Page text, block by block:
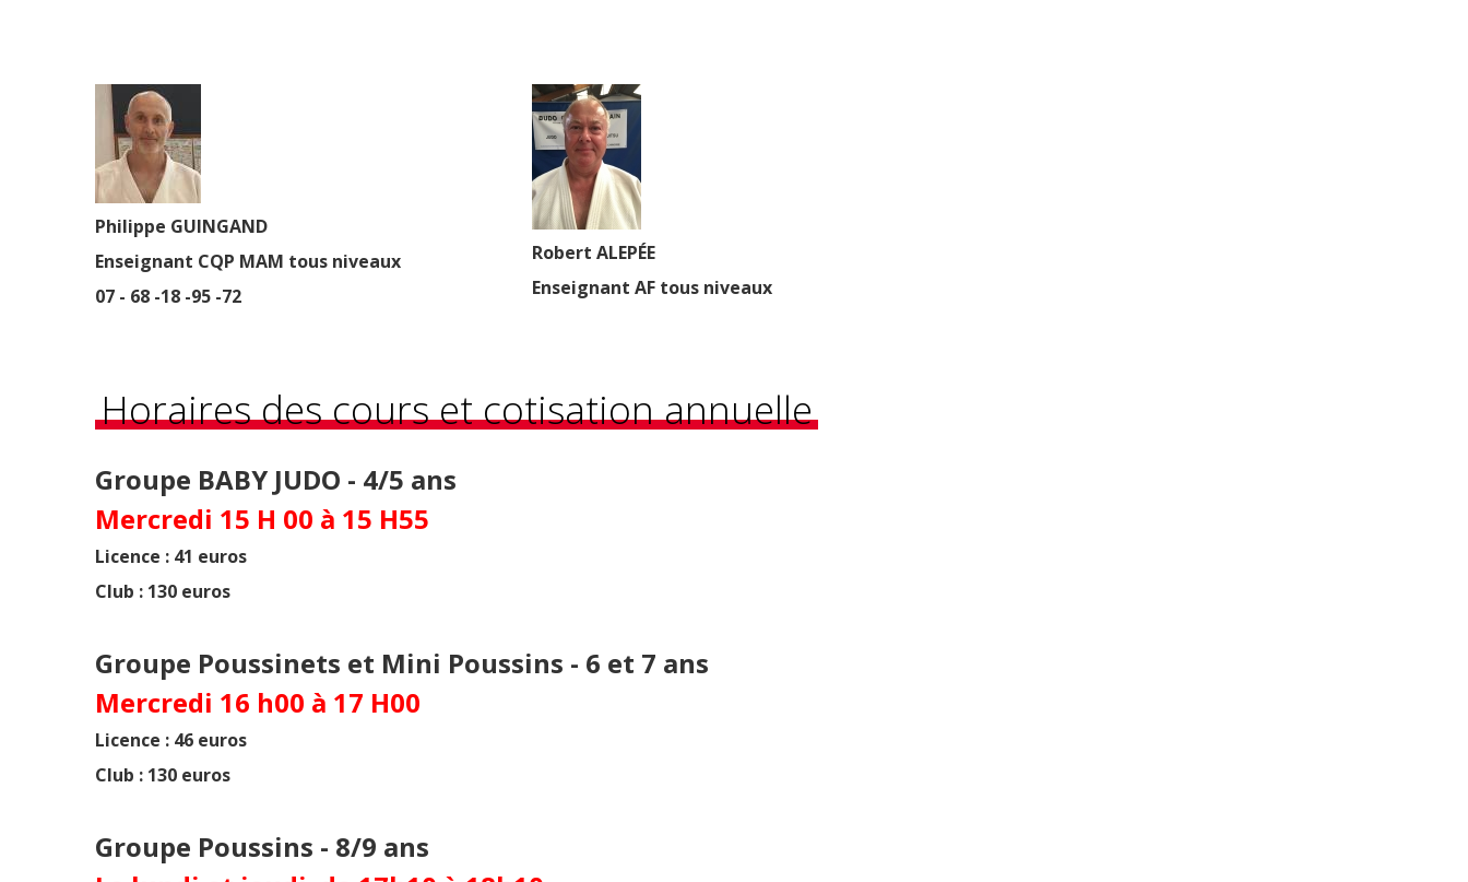
Philippe GUINGAND
Enseignant CQP MAM tous niveaux
07 - 68 -18 -95 -72
Robert ALEPÉE
Enseignant AF tous niveaux
Horaires des cours et cotisation annuelle
Groupe BABY JUDO - 4/5 ans
Mercredi 15 H 00 à 15 H55
Licence : 41 euros
Club : 130 euros
Groupe Poussinets et Mini Poussins - 6 et 7 ans
Mercredi 16 h00 à 17 H00
Licence : 46 euros
Club : 130 euros
Groupe Poussins - 8/9 ans